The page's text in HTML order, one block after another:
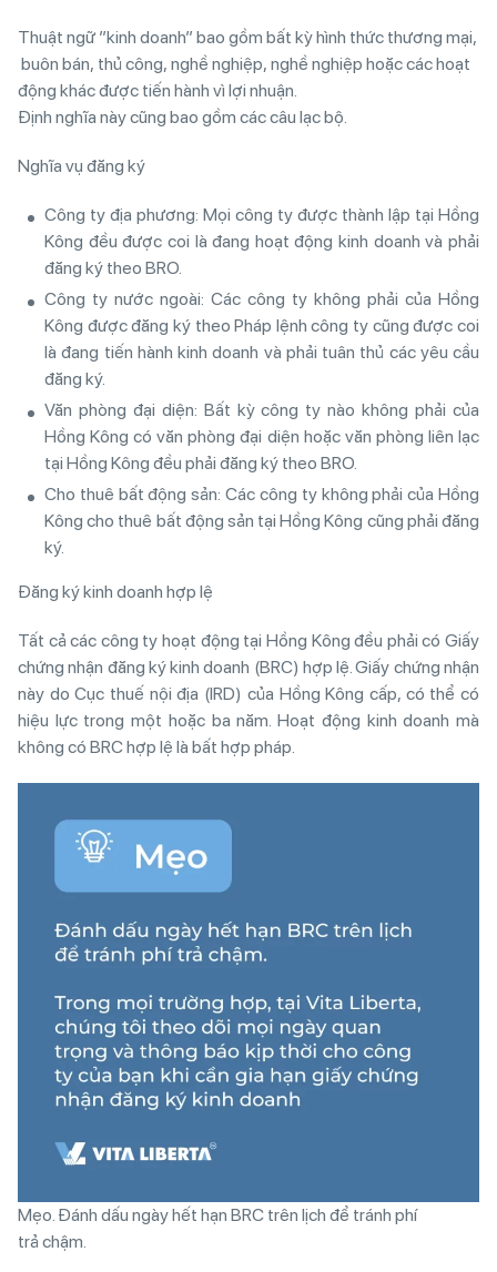
Thuật ngữ ”kinh doanh” bao gồm bất kỳ hình thức thương mại,
buôn bán, thủ công, nghề nghiệp, nghề nghiệp hoặc các hoạt
động khác được tiến hành vì lợi nhuận.
Định nghĩa này cũng bao gồm các câu lạc bộ.
Nghĩa vụ đăng ký
Công ty địa phương: Mọi công ty được thành lập tại Hồng
Kông đều được coi là đang hoạt động kinh doanh và phải
đăng ký theo BRO.
Công ty nước ngoài: Các công ty không phải của Hồng
Kông được đăng ký theo Pháp lệnh công ty cũng được coi
là đang tiến hành kinh doanh và phải tuân thủ các yêu cầu
đăng ký.
Văn phòng đại diện: Bất kỳ công ty nào không phải của
Hồng Kông có văn phòng đại diện hoặc văn phòng liên lạc
tại Hồng Kông đều phải đăng ký theo BRO.
Cho thuê bất động sản: Các công ty không phải của Hồng
Kông cho thuê bất động sản tại Hồng Kông cũng phải đăng
ký.
Đăng ký kinh doanh hợp lệ
Tất cả các công ty hoạt động tại Hồng Kông đều phải có Giấy
chứng nhận đăng ký kinh doanh (BRC) hợp lệ. Giấy chứng nhận
này do Cục thuế nội địa (IRD) của Hồng Kông cấp, có thể có
hiệu lực trong một hoặc ba năm. Hoạt động kinh doanh mà
không có BRC hợp lệ là bất hợp pháp.
Mẹo. Đánh dấu ngày hết hạn BRC trên lịch để tránh phí
trả chậm.